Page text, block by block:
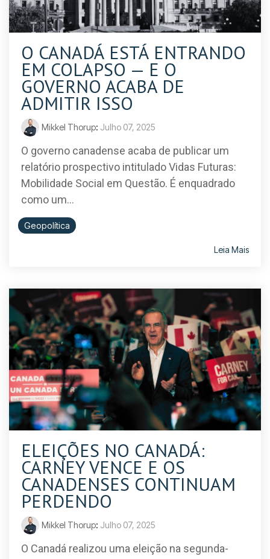
O CANADÁ ESTÁ ENTRANDO
EM COLAPSO — E O
GOVERNO ACABA DE
ADMITIR ISSO
Mikkel Thorup: Julho 07, 2025
O governo canadense acaba de publicar um
relatório prospectivo intitulado Vidas Futuras:
Mobilidade Social em Questão. É enquadrado
como um...
Geopolítica
Leia Mais
ELEIÇÕES NO CANADÁ:
CARNEY VENCE E OS
CANADENSES CONTINUAM
PERDENDO
Mikkel Thorup: Julho 07, 2025
O Canadá realizou uma eleição na segunda-